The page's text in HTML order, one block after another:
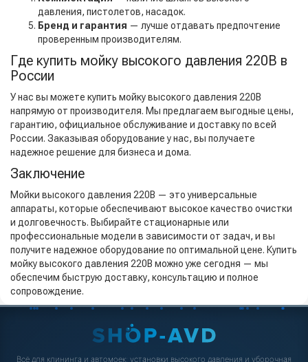
давления, пистолетов, насадок.
Бренд и гарантия — лучше отдавать предпочтение
проверенным производителям.
Где купить мойку высокого давления 220В в
России
У нас вы можете купить мойку высокого давления 220В
напрямую от производителя. Мы предлагаем выгодные цены,
гарантию, официальное обслуживание и доставку по всей
России. Заказывая оборудование у нас, вы получаете
надежное решение для бизнеса и дома.
Заключение
Мойки высокого давления 220В — это универсальные
аппараты, которые обеспечивают высокое качество очистки
и долговечность. Выбирайте стационарные или
профессиональные модели в зависимости от задач, и вы
получите надежное оборудование по оптимальной цене. Купить
мойку высокого давления 220В можно уже сегодня — мы
обеспечим быструю доставку, консультацию и полное
сопровождение.
Всё для клининга и автомоек: установки высокого давления и уборочная